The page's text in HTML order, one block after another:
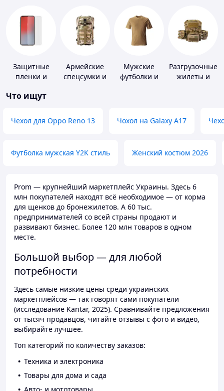
Защитные
пленки и
портативных
Армейские
спецсумки и
Мужские
футболки и
Разгрузочные
жилеты и
Что ищут
Чехол для Oppo Reno 13 Чохол на Galaxy A17
Футболка мужская Y2K стиль Женский костюм 2026
Prom — крупнейший маркетплейс Украины. Здесь 6
млн покупателей находят всё необходимое — от корма
для щенков до бронежилетов. А 60 тыс.
предпринимателей со всей страны продают и
развивают бизнес. Более 120 млн товаров в одном
месте.
Большой выбор — для любой
потребности
Здесь самые низкие цены среди украинских
маркетплейсов — так говорят сами покупатели
(исследование Kantar, 2025). Сравнивайте предложения
от тысяч продавцов, читайте отзывы с фото и видео,
выбирайте лучшее.
Топ категорий по количеству заказов:
Техника и электроника
Товары для дома и сада